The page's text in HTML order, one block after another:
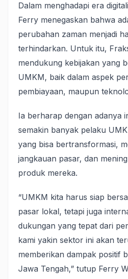
Dalam menghadapi era
Ferry menegaskan bahwa
perubahan zaman menjadi
terhindarkan. Untuk itu,
mendukung kebijakan yang
UMKM, baik dalam aspek
pembiayaan, maupun
Ia berharap dengan adanya
semakin banyak pelaku
yang bisa bertransformasi,
jangkauan pasar, dan
produk mereka.
“UMKM kita harus siap
pasar lokal, tetapi juga
dukungan yang tepat dari
kami yakin sektor ini akan
memberikan dampak positif
Jawa Tengah,” tutup Ferry